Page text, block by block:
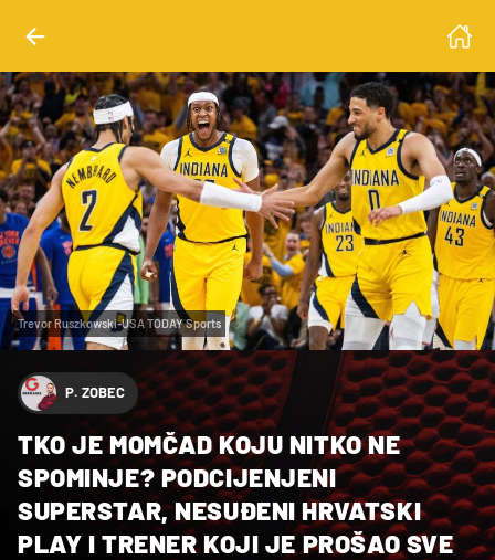
Trevor Ruszkowski-USA TODAY Sports
P. ZOBEC
TKO JE MOMČAD KOJU NITKO NE
SPOMINJE? PODCIJENJENI
SUPERSTAR, NESUĐENI HRVATSKI
PLAY I TRENER KOJI JE PROŠAO SVE